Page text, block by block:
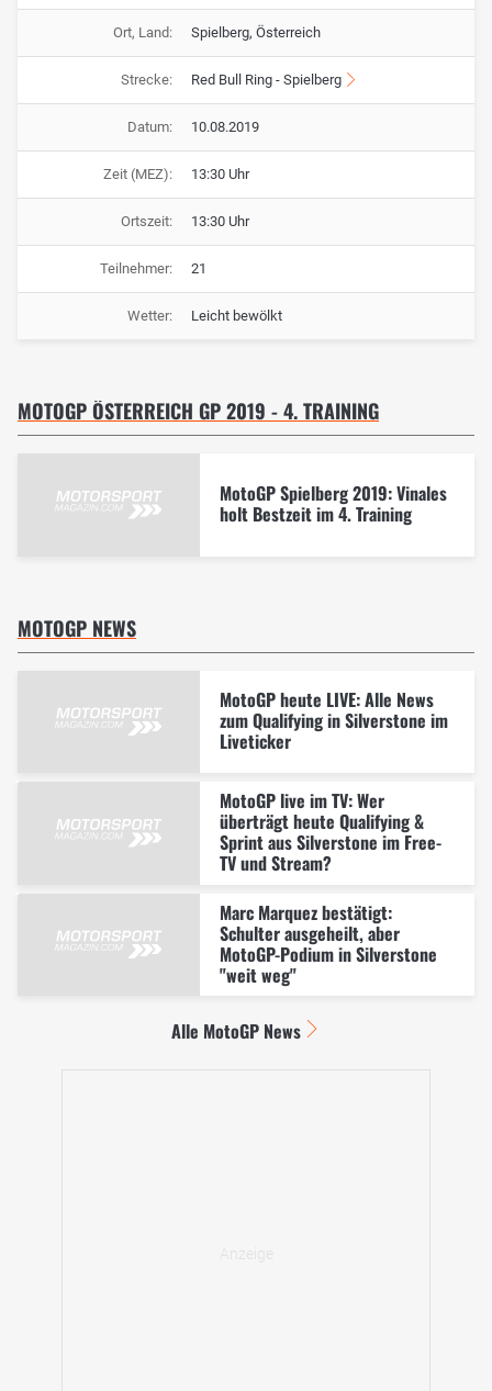
Ort, Land: Spielberg, Österreich
Strecke: Red Bull Ring - Spielberg
Datum: 10.08.2019
Zeit (MEZ): 13:30 Uhr
Ortszeit: 13:30 Uhr
Teilnehmer: 21
Wetter: Leicht bewölkt
MOTOGP ÖSTERREICH GP 2019 - 4. TRAINING
MotoGP Spielberg 2019: Vinales
holt Bestzeit im 4. Training
MOTOGP NEWS
MotoGP heute LIVE: Alle News
zum Qualifying in Silverstone im
Liveticker
MotoGP live im TV: Wer
überträgt heute Qualifying &
Sprint aus Silverstone im Free-
TV und Stream?
Marc Marquez bestätigt:
Schulter ausgeheilt, aber
MotoGP-Podium in Silverstone
"weit weg"
Alle MotoGP News